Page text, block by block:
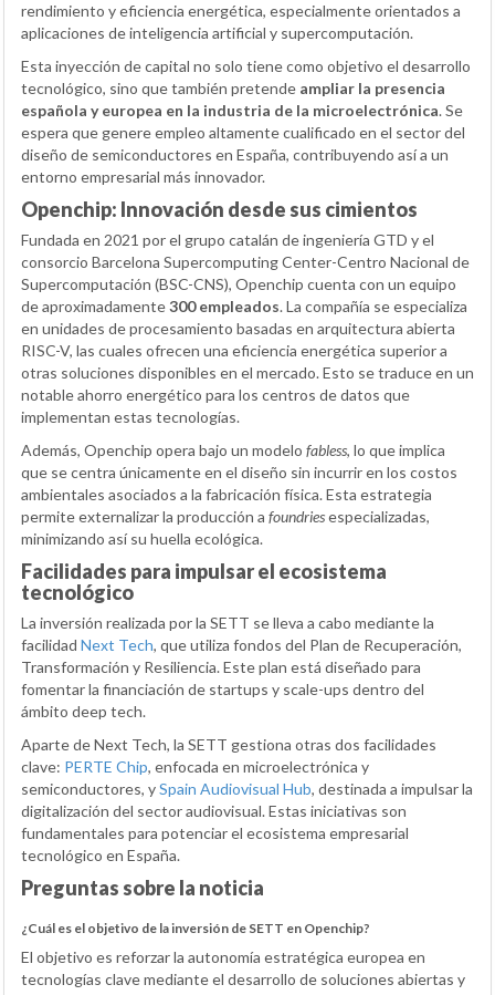
rendimiento y eficiencia energética, especialmente orientados a
aplicaciones de inteligencia artificial y supercomputación.
Esta inyección de capital no solo tiene como objetivo el desarrollo
tecnológico, sino que también pretende ampliar la presencia
española y europea en la industria de la microelectrónica. Se
espera que genere empleo altamente cualificado en el sector del
diseño de semiconductores en España, contribuyendo así a un
entorno empresarial más innovador.
Openchip: Innovación desde sus cimientos
Fundada en 2021 por el grupo catalán de ingeniería GTD y el
consorcio Barcelona Supercomputing Center-Centro Nacional de
Supercomputación (BSC-CNS), Openchip cuenta con un equipo
de aproximadamente300 empleados. La compañía se especializa
en unidades de procesamiento basadas en arquitectura abierta
RISC-V, las cuales ofrecen una eficiencia energética superior a
otras soluciones disponibles en el mercado. Esto se traduce en un
notable ahorro energético para los centros de datos que
implementan estas tecnologías.
Además, Openchip opera bajo un modelo fabless, lo que implica
que se centra únicamente en el diseño sin incurrir en los costos
ambientales asociados a la fabricación física. Esta estrategia
permite externalizar la producción a foundriesespecializadas,
minimizando así su huella ecológica.
Facilidades para impulsar el ecosistema
tecnológico
La inversión realizada por la SETT se lleva a cabo mediante la
facilidad Next Tech, que utiliza fondos del Plan de Recuperación,
Transformación y Resiliencia. Este plan está diseñado para
fomentar la financiación de startups y scale-ups dentro del
ámbito deep tech.
Aparte de Next Tech, la SETT gestiona otras dos facilidades
clave: PERTE Chip, enfocada en microelectrónica y
semiconductores, ySpain Audiovisual Hub, destinada a impulsar la
digitalización del sector audiovisual. Estas iniciativas son
fundamentales para potenciar el ecosistema empresarial
tecnológico en España.
Preguntas sobre la noticia
¿Cuál es el objetivo de la inversión de SETT en Openchip?
El objetivo es reforzar la autonomía estratégica europea en
tecnologías clave mediante el desarrollo de soluciones abiertas y